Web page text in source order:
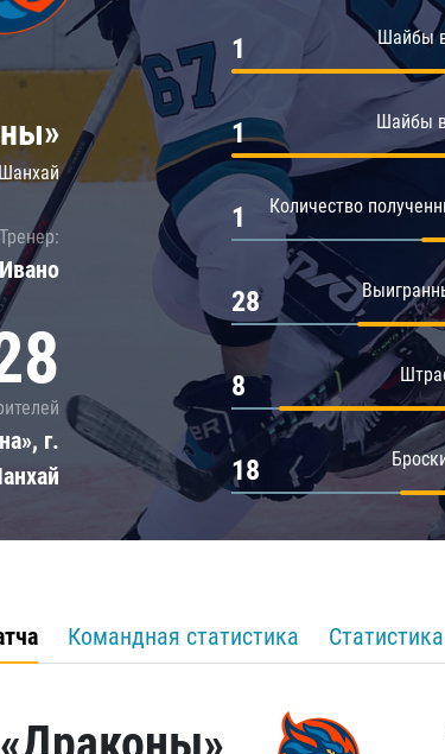
Локомотив
Шанхайские Драконы
Амур
Барыс
Салават Юлаев
Тренер:
г.
Шайбы
1
Шайбы
1
Количество
1
28
8
18
Командная статистика